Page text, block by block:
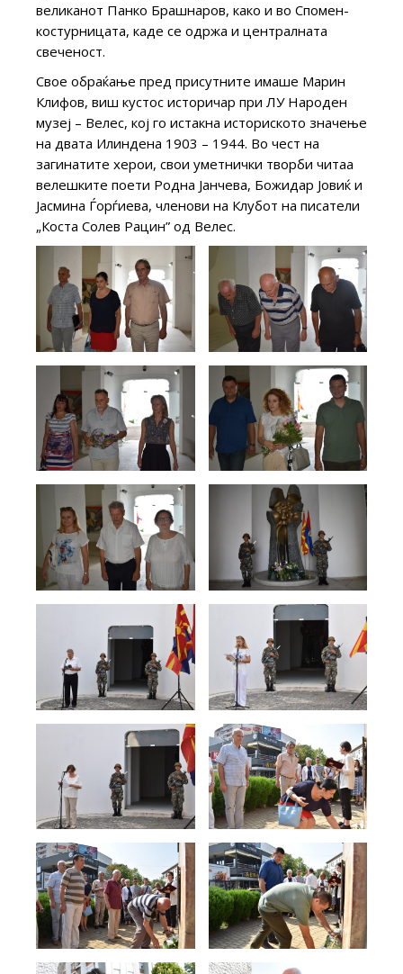
великанот Панко Брашнаров, како и во Спомен-
костурницата, каде се одржа и централната
свеченост.
Свое обраќање пред присутните имаше Марин
Клифов, виш кустос историчар при ЛУ Народен
музеј – Велес, кој го истакна историското значење
на двата Илиндена 1903 – 1944. Во чест на
загинатите херои, свои уметнички творби читаа
велешките поети Родна Јанчева, Божидар Јовиќ и
Јасмина Ѓорѓиева, членови на Клубот на писатели
„Коста Солев Рацин” од Велес.